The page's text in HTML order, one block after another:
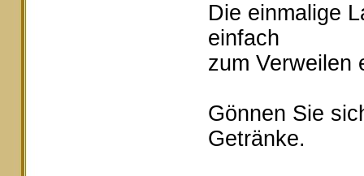
Die einmalige
einfach
zum Verweilen
Gönnen Sie
Getränke.